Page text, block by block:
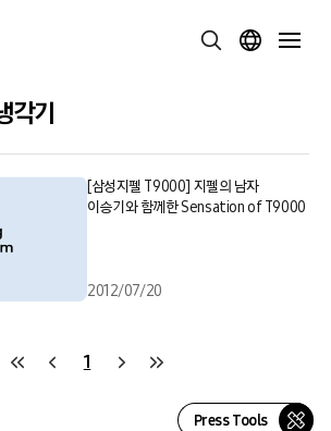
각기
[삼성지펠 T9000] 지펠의 남자
이승기와 함께한 Sensation of T9000
2012/07/20
1
Press Tools